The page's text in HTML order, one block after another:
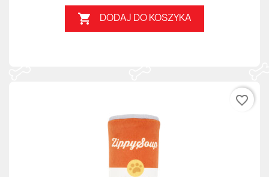
 DODAJ DO KOSZYKA
favorite_border